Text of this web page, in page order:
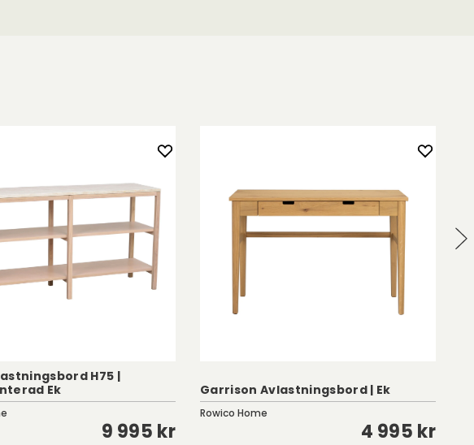
H75 |
Ek
9 995 kr
Garrison Avlastningsbord | Ek
Rowico Home
4 995 kr